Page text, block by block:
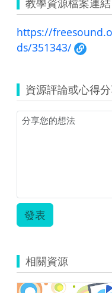
教學資源檔案連結
https://
ds/351343/
資源評論或心得
發表
相關資源